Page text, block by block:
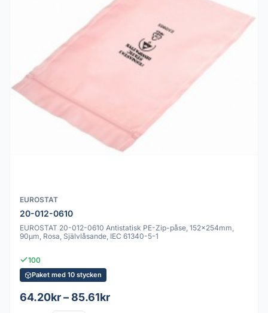
EUROSTAT
20-012-0610
EUROSTAT 20-012-0610 Antistatisk PE-Zip-påse, 152x254mm,
90µm, Rosa, Självlåsande, IEC 61340-5-1
100
Paket med 10 stycken
64.20kr – 85.61kr